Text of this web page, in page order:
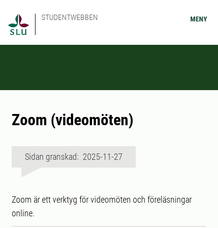
STUDENTWEBBEN MENY
Zoom (videomöten)
Sidan granskad: 2025-11-27
Zoom är ett verktyg för videomöten och föreläsningar
online.